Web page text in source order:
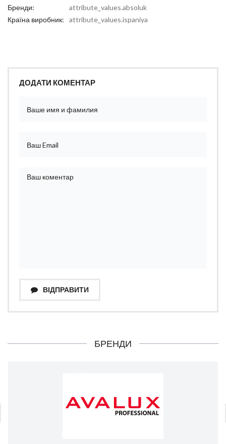
Бренди:
attribute_values.absoluk
Країна виробник:
attribute_values.ispaniya
ДОДАТИ КОМЕНТАР
ВІДПРАВИТИ
БРЕНДИ